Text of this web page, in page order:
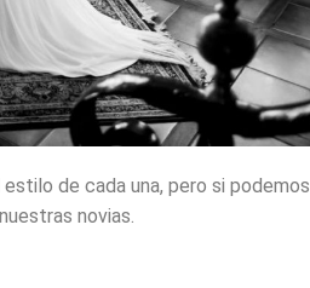
de cada una, pero si podemos
novias.